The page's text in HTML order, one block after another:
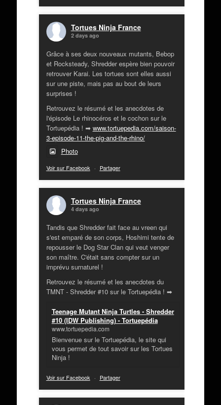
Tortues Ninja France
2 days ago
Grâce à ses deux nouveaux mutants, Bebop
et Rocksteady, Shredder espère bien pouvoir
retrouver Karai. Les tortues sont elles aussi
sur une piste, mais pas au bout de leurs
surprises !
Retrouvez le résumé et les anecdotes de
l'épisode Le rhinocéros et le cochon sur le
Tortuepédia ! ➡ www.tortuepedia.com/saison-
3-episode-11-the-pig-and-the-rhino/
Photo
Voir sur Facebook · Partager
Tortues Ninja France
4 days ago
Tandis que Shredder fait face au vreen qui
s'est emparé de son corps, Hoshimi tente de
repousser le Dog Star Clan qui veut venger
son maître. C'était sans compter sur un
imprévu surnaturel !
Retrouvez le résumé et les anecdotes du
TMNT - Shredder #10 sur le Tortuepédia ! ➡
Teenage Mutant Ninja Turtles - Shredder
#10 (IDW Publishing) - Tortuepédia
www.tortuepedia.com
Bienvenue sur le Tortuepédia, le site qui
vous permet de tout savoir sur les Tortues
Ninja !
Voir sur Facebook · Partager